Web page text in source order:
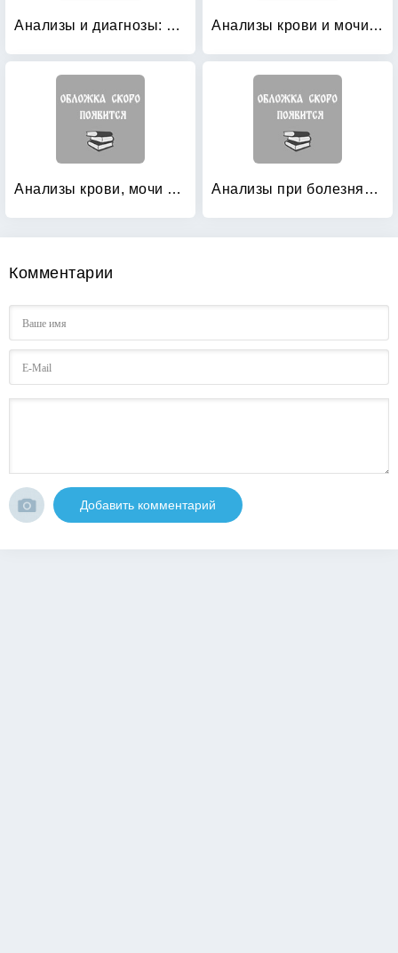
Анализы и диагнозы: Это как же понимать? Анализы крови и мочи: Клиническое значение
Анализы крови, мочи и других биологических жидкостей человека в различные возрастные периоды Анализы при болезнях органов дыхания: Расшифровываем сами
Комментарии